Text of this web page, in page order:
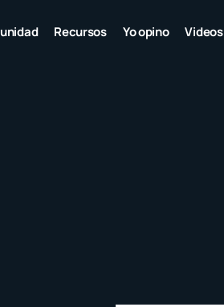
Recursos Yo opino Videos